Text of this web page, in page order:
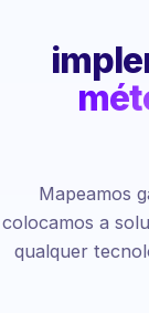
Mapeamos
colocamos a
qualquer